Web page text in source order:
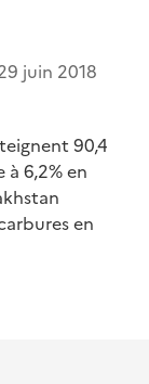
juin 2018
90,4
à 6,2% en
en